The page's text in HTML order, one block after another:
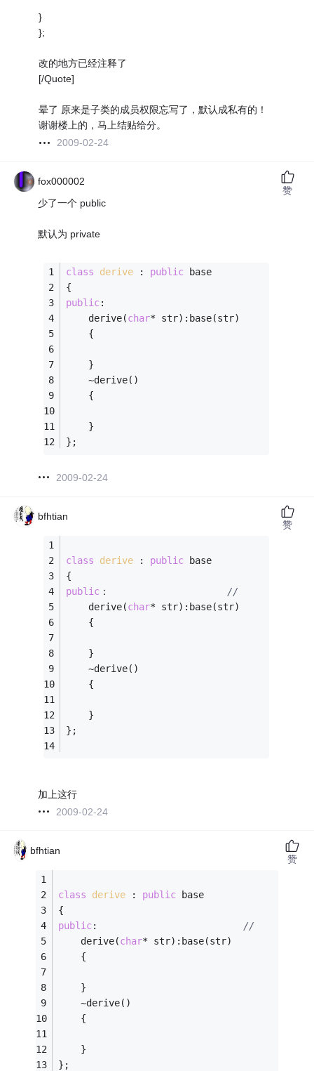
}
};
改的地方已经注释了
[/Quote]
晕了 原来是子类的成员权限忘写了，默认成私有的！
谢谢楼上的，马上结贴给分。
2009-02-24
fox000002
少了一个 public
默认为 private
class derive : public base
{
public:
    derive(
char* str):base(str)
    {
    }
    ~derive()
    {
    }
};
2009-02-24
赞
bfhtian
class derive : public base
{
public ： //
    derive(
char* str):base(str)
    {
    }
    ~derive()
    {
    }
};
加上这行
2009-02-24
赞
bfhtian
class derive : public base
{
public: //
    derive(
char* str):base(str)
    {
    }
    ~derive()
    {
    }
};
赞